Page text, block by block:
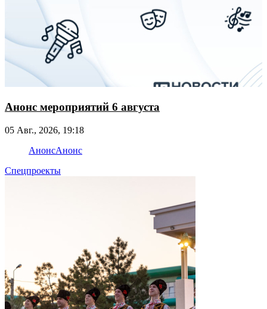
Анонс мероприятий 6 августа
05 Авг., 2026, 19:18
АнонсАнонс
Спецпроекты